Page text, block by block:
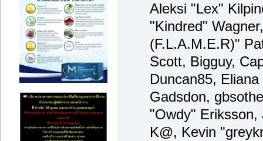
Aleksi "Lex"
"Kindred"
(F.L.A.M.E.R)"
Scott, Bigguy,
Duncan85,
Gadsdon,
"Owdy"
K@, Kevin